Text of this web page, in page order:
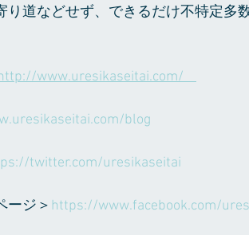
り道などせず、できるだけ不特定多
www.uresikaseitai.com/
blog
twitter.com/uresikaseitai
ージ＞ https://www.facebook.com/